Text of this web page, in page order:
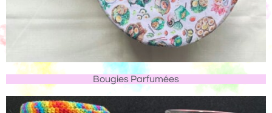
Bougies Parfumées